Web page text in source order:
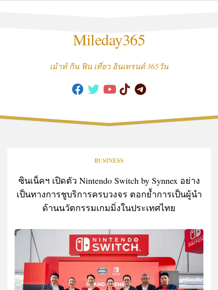
Mileday365
เม้าท์ กิน ฟิน เที่ยว อินเทรนด์ 365วัน
BUSINESS
ซินเน็คฯ เปิดตัว Nintendo Switch by Synnex อย่าง
เป็นทางการชูบริการครบวงจร ตอกย้ำการเป็นผู้นำ
ด้านนวัตกรรมเกมมิ่งในประเทศไทย